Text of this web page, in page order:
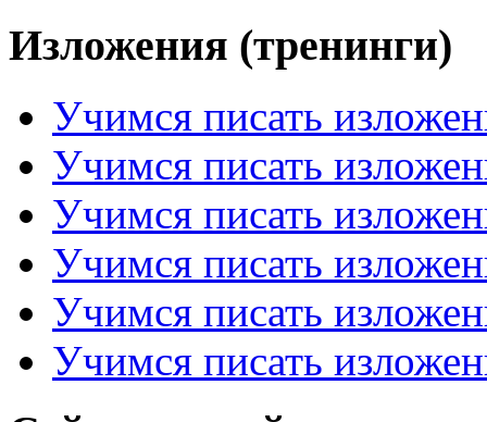
Изложения (тренинги)
Учимся писать
Учимся писать
Учимся писать
Учимся писать
Учимся писать
Учимся писать